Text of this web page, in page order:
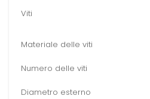
Viti
Materiale delle viti
Numero delle viti
Diametro esterno